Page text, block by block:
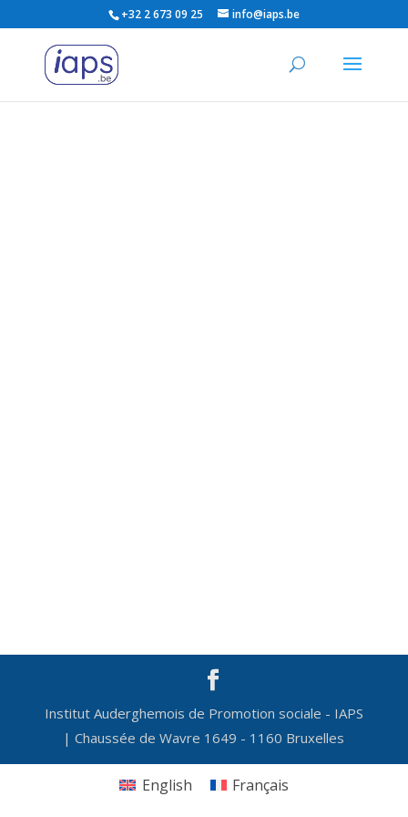
+32 2 673 09 25 info@iaps.be
Institut Auderghemois de Promotion sociale - IAPS
| Chaussée de Wavre 1649 - 1160 Bruxelles
English Français